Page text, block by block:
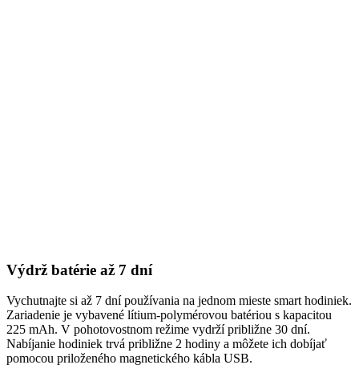
Výdrž batérie až 7 dní
Vychutnajte si až 7 dní používania na jednom mieste smart hodiniek.
Zariadenie je vybavené lítium-polymérovou batériou s kapacitou
225 mAh. V pohotovostnom režime vydrží približne 30 dní.
Nabíjanie hodiniek trvá približne 2 hodiny a môžete ich dobíjať
pomocou priloženého magnetického kábla USB.